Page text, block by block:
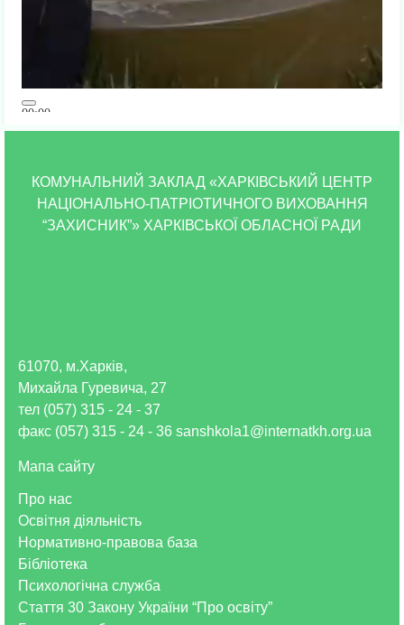
00:00
00:00
КОМУНАЛЬНИЙ ЗАКЛАД «ХАРКІВСЬКИЙ ЦЕНТР
НАЦІОНАЛЬНО-ПАТРІОТИЧНОГО ВИХОВАННЯ
“ЗАХИСНИК”» ХАРКІВСЬКОЇ ОБЛАСНОЇ РАДИ
Про нас
Освітня діяльність
Нормативно-правова база
Бібліотека
Психологічна служба
Стаття 30 Закону України “Про освіту”
61070, м.Харків,
Михайла Гуревича, 27
тел (057) 315 - 24 - 37
факс (057) 315 - 24 - 36 sanshkola1@internatkh.org.ua
Мапа сайту